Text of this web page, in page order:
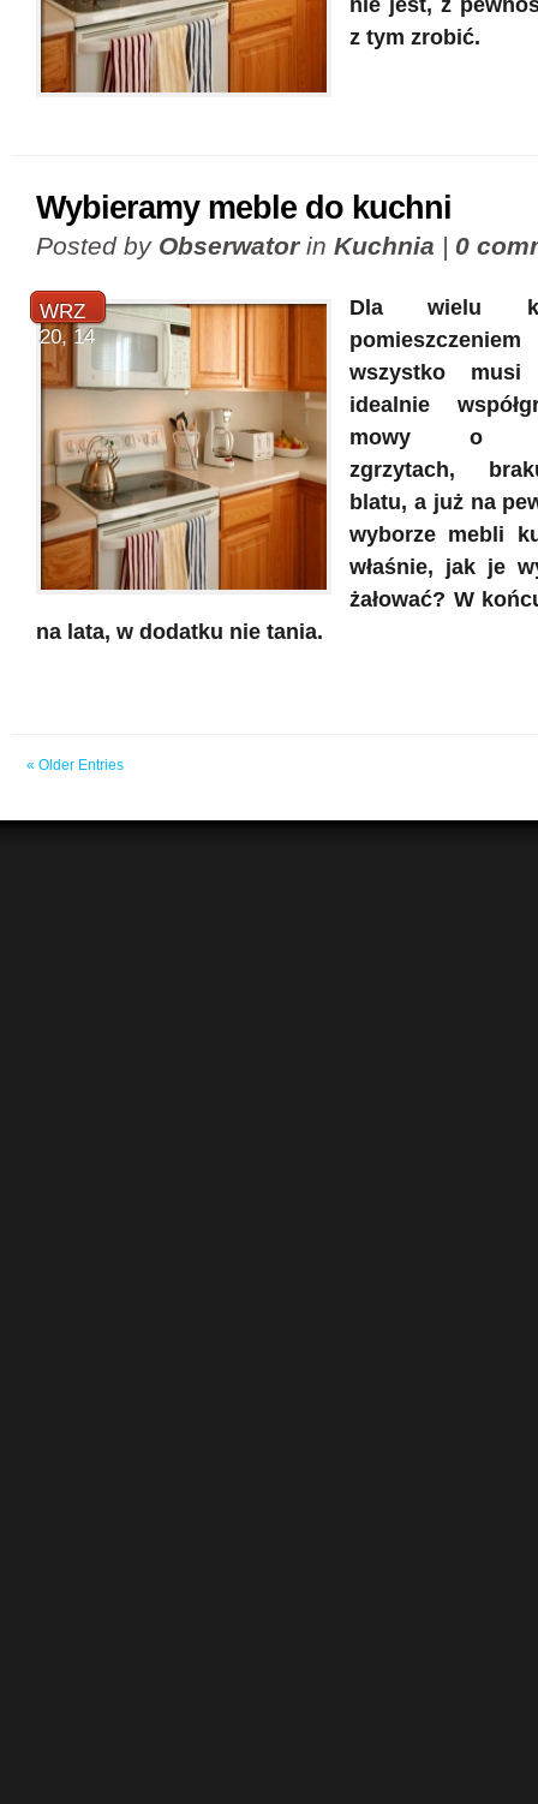
nie jest, z
z tym zrobić.
Wybieramy meble do kuchni
Posted by Obserwatorin Kuchnia | 0
WRZ
20, 14
Dla wielu
wszystko
idealnie
mowy o
zgrzytach,
blatu, a już na
wyborze mebli
właśnie, jak je
żałować? W
na lata, w dodatku nie tania.
« Older Entries